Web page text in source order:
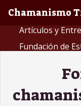
Chamanismo
Artículos y
Fundación de